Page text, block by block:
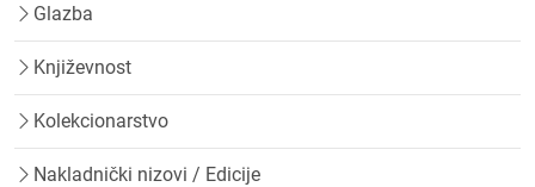
Glazba
Književnost
Kolekcionarstvo
Nakladnički nizovi / Edicije